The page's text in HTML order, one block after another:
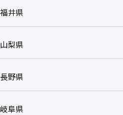
福井県
山梨県
長野県
岐阜県